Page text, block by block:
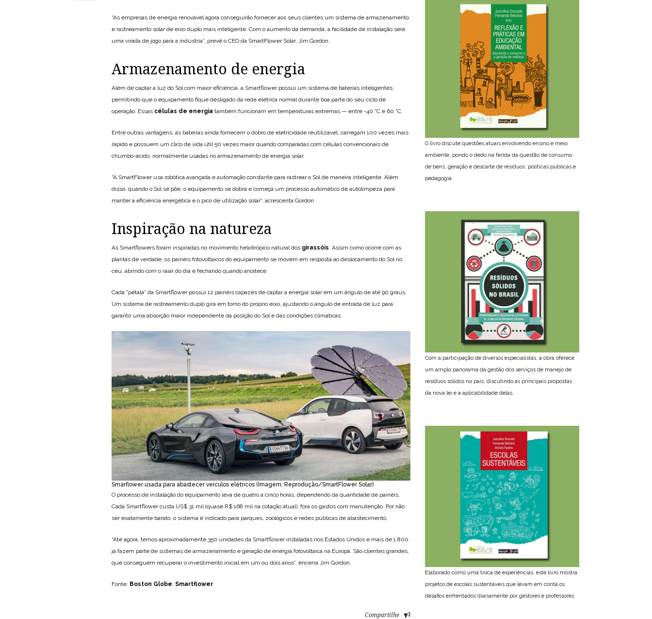
“As empresas de energia renovável agora conseguirão fornecer aos seus clientes um sistema de armazenamento
e rastreamento solar de eixo duplo mais inteligente. Com o aumento da demanda, a facilidade de instalação será
uma virada de jogo para a indústria”, prevê o CEO da SmartFlower Solar, Jim Gordon.
Armazenamento de energia
Além de captar a luz do Sol com maior eficiência, a Smartflower possui um sistema de baterias inteligentes,
permitindo que o equipamento fique desligado da rede elétrica normal durante boa parte do seu ciclo de
operação. Essas células de energia também funcionam em temperaturas extremas — entre -40 °C e 60 °C.
Entre outras vantagens, as baterias ainda fornecem o dobro de eletricidade reutilizável, carregam 100 vezes mais
rápido e possuem um clico de vida útil 50 vezes maior quando comparadas com células convencionais de
chumbo-ácido, normalmente usadas no armazenamento de energia solar.
“A SmartFlower usa robótica avançada e automação constante para rastrear o Sol de maneira inteligente. Além
disso, quando o Sol se põe, o equipamento se dobra e começa um processo automático de autolimpeza para
manter a eficiência energética e o pico de utilização solar”, acrescenta Gordon.
Inspiração na natureza
As Smartflowers foram inspiradas no movimento heliotrópico natural dos girassóis . Assim como ocorre com as
plantas de verdade, os painéis fotovoltaicos do equipamento se movem em resposta ao deslocamento do Sol no
céu, abrindo com o raiar do dia e fechando quando anoitece.
Cada “pétala” da Smartflower possui 12 painéis capazes de captar a energia solar em um ângulo de até 90 graus.
Um sistema de rastreamento duplo gira em torno do próprio eixo, ajustando o ângulo de entrada de luz para
garantir uma absorção maior independente da posição do Sol e das condições climáticas.
Smarflower usada para abastecer veículos elétricos (Imagem: Reprodução/SmartFlower Solar)
O processo de instalação do equipamento leva de quatro a cinco horas, dependendo da quantidade de painéis.
Cada Smartflower custa US$ 31 mil (quase R$ 168 mil na cotação atual), fora os gastos com manutenção. Por não
ser exatamente barato, o sistema é indicado para parques, zoológicos e redes públicas de abastecimento.
“Até agora, temos aproximadamente 350 unidades da Smartflower instaladas nos Estados Unidos e mais de 1.800
já fazem parte de sistemas de armazenamento e geração de energia fotovoltaica na Europa. São clientes grandes,
que conseguem recuperar o investimento inicial em um ou dois anos”, encerra Jim Gordon.
Fonte: Boston Globe Smartflower
Compartilhe
O livro discute questões atuais envolvendo ensino e meio
ambiente, pondo o dedo na ferida da questão de consumo
de bens, geração e descarte de resíduos, políticas públicas e
pedagogia.
Com a participação de diversos especialistas, a obra oferece
um amplo panorama da gestão dos serviços de manejo de
resíduos sólidos no país, discutindo as principais propostas
da nova lei e a aplicabilidade delas.
Elaborado como uma troca de experiências, este livro mostra
projetos de escolas sustentáveis que levam em conta os
desafios enfrentados diariamente por gestores e professores.